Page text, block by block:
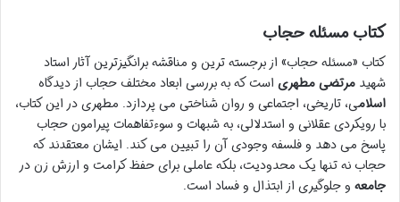
کتاب مسئله حجاب
کتاب «مسئله حجاب» از برجسته ترین و مناقشه برانگیزترین آثار استاد
شهید مرتضی مطهری است که به بررسی ابعاد مختلف حجاب از دیدگاه
اسلامی، تاریخی، اجتماعی و روان شناختی می پردازد. مطهری در این کتاب،
با رویکردی عقلانی و استدلالی، به شبهات و سوءتفاهمات پیرامون حجاب
پاسخ می دهد و فلسفه وجودی آن را تبیین می کند. ایشان معتقدند که
حجاب نه تنها یک محدودیت، بلکه عاملی برای حفظ کرامت و ارزش زن در
جامعه و جلوگیری از ابتذال و فساد است.